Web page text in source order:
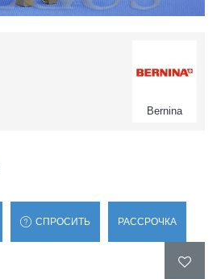
Bernina
СПРОСИТЬ РАССРОЧКА